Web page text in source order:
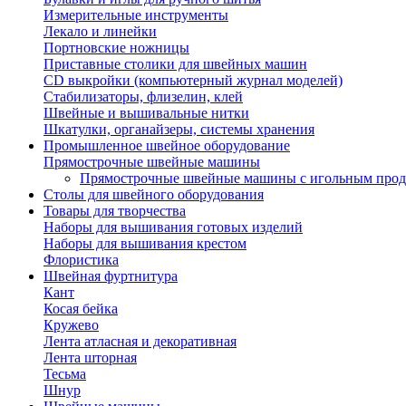
Измерительные инструменты
Лекало и линейки
Портновские ножницы
Приставные столики для швейных машин
СD выкройки (компьютерный журнал моделей)
Стабилизаторы, флизелин, клей
Швейные и вышивальные нитки
Шкатулки, органайзеры, системы хранения
Промышленное швейное оборудование
Прямострочные швейные машины
Прямострочные швейные машины с игольным
Столы для швейного оборудования
Товары для творчества
Наборы для вышивания готовых изделий
Наборы для вышивания крестом
Флористика
Швейная фуртнитура
Кант
Косая бейка
Кружево
Лента aтласная и декоративная
Лента шторная
Тесьма
Шнур